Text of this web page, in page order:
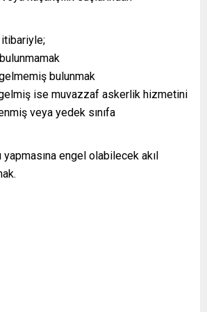
bulunmak
ise muvazzaf askerlik hizmetini
veya yedek sınıfa
yapmasına engel olabilecek akıl